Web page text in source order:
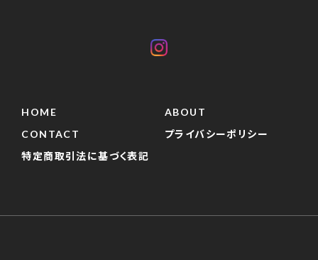
HOME
ABOUT
CONTACT
プライバシーポリシー
特定商取引法に基づく表記